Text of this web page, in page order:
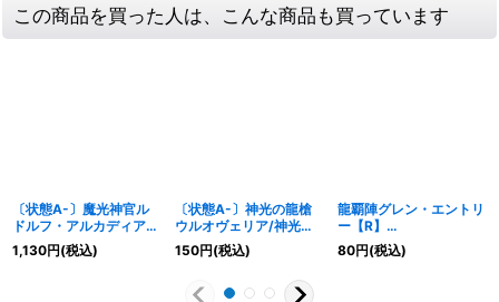
この商品を買った人は、こんな商品も買っています
〔状態A-〕魔光神官ル
ドルフ・アルカディア
【SR】
{22EX2H3A/H12}
1,130円(税込)
〔状態A-〕神光の龍槍
ウルオヴェリア/神光の
精霊龍 ウルティマリア
【U】
{DMR1345b/110/45a/
110}《超次元》
150円(税込)
龍覇陣グレン・エントリ
ー【R】
{22EX169/130}《多》
80円(税込)